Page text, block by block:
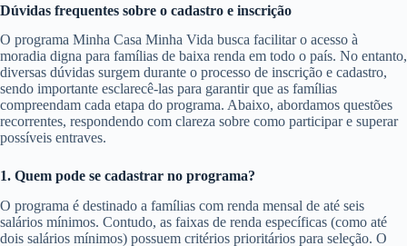
Dúvidas frequentes sobre o cadastro e inscrição
O programa Minha Casa Minha Vida busca facilitar o acesso à
moradia digna para famílias de baixa renda em todo o país. No entanto,
diversas dúvidas surgem durante o processo de inscrição e cadastro,
sendo importante esclarecê-las para garantir que as famílias
compreendam cada etapa do programa. Abaixo, abordamos questões
recorrentes, respondendo com clareza sobre como participar e superar
possíveis entraves.
1. Quem pode se cadastrar no programa?
O programa é destinado a famílias com renda mensal de até seis
salários mínimos. Contudo, as faixas de renda específicas (como até
dois salários mínimos) possuem critérios prioritários para seleção. O